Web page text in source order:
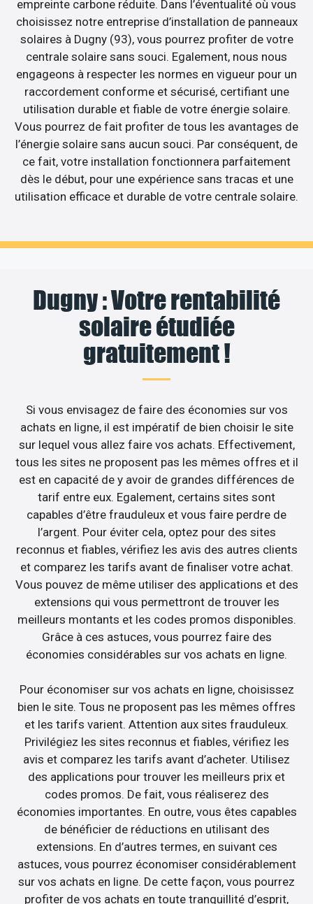
empreinte carbone réduite. Dans l’éventualité où vous
choisissez notre entreprise d’installation de panneaux
solaires à Dugny (93), vous pourrez profiter de votre
centrale solaire sans souci. Egalement, nous nous
engageons à respecter les normes en vigueur pour un
raccordement conforme et sécurisé, certifiant une
utilisation durable et fiable de votre énergie solaire.
Vous pourrez de fait profiter de tous les avantages de
l’énergie solaire sans aucun souci. Par conséquent, de
ce fait, votre installation fonctionnera parfaitement
dès le début, pour une expérience sans tracas et une
utilisation efficace et durable de votre centrale solaire.
Dugny : Votre rentabilité
solaire étudiée
gratuitement !
Si vous envisagez de faire des économies sur vos
achats en ligne, il est impératif de bien choisir le site
sur lequel vous allez faire vos achats. Effectivement,
tous les sites ne proposent pas les mêmes offres et il
est en capacité de y avoir de grandes différences de
tarif entre eux. Egalement, certains sites sont
capables d’être frauduleux et vous faire perdre de
l’argent. Pour éviter cela, optez pour des sites
reconnus et fiables, vérifiez les avis des autres clients
et comparez les tarifs avant de finaliser votre achat.
Vous pouvez de même utiliser des applications et des
extensions qui vous permettront de trouver les
meilleurs montants et les codes promos disponibles.
Grâce à ces astuces, vous pourrez faire des
économies considérables sur vos achats en ligne.
Pour économiser sur vos achats en ligne, choisissez
bien le site. Tous ne proposent pas les mêmes offres
et les tarifs varient. Attention aux sites frauduleux.
Privilégiez les sites reconnus et fiables, vérifiez les
avis et comparez les tarifs avant d’acheter. Utilisez
des applications pour trouver les meilleurs prix et
codes promos. De fait, vous réaliserez des
économies importantes. En outre, vous êtes capables
de bénéficier de réductions en utilisant des
extensions. En d’autres termes, en suivant ces
astuces, vous pourrez économiser considérablement
sur vos achats en ligne. De cette façon, vous pourrez
profiter de vos achats en toute tranquillité d’esprit,